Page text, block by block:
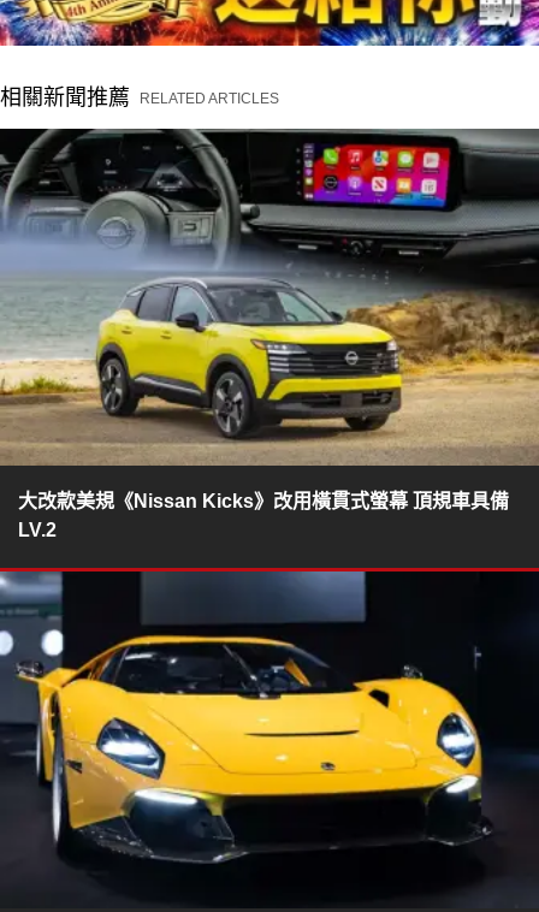
相關新聞推薦 RELATED ARTICLES
大改款美規《Nissan Kicks》改用橫貫式螢幕 頂規車具備
LV.2